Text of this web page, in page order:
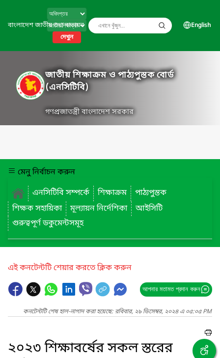
বাংলাদেশ জাতীয় তথ্য বাতায়ন
দেখুন
English
জাতীয় শিক্ষাক্রম ও পাঠ্যপুস্তক বোর্ড
(এনসিটিবি)
গণপ্রজাতন্ত্রী বাংলাদেশ সরকার
মেনু নির্বাচন করুন
এনসিটিবি সম্পর্কে
শিক্ষাক্রম
পাঠ্যপুস্তক
শিক্ষক সহায়িকা
মূল্যায়ন নির্দেশিকা
আইসিটি
গুরুত্বপূর্ণ ডকুমেন্টসমূহ
এই কনটেন্টটি শেয়ার করতে ক্লিক করুন
আপনার মতামত প্রদান করুন
কনটেন্টটি শেষ হাল-নাগাদ করা হয়েছে: রবিবার, ২৯ ডিসেম্বর, ২০২৪ এ ০৫:০৫ PM
২০২৩ শিক্ষাবর্ষের সকল স্তরের